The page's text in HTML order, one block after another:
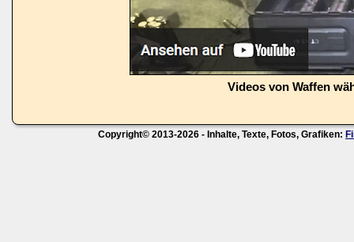
Videos von Waffen
Copyright© 2013-2026 - Inhalte, Texte, Fotos, Grafiken: